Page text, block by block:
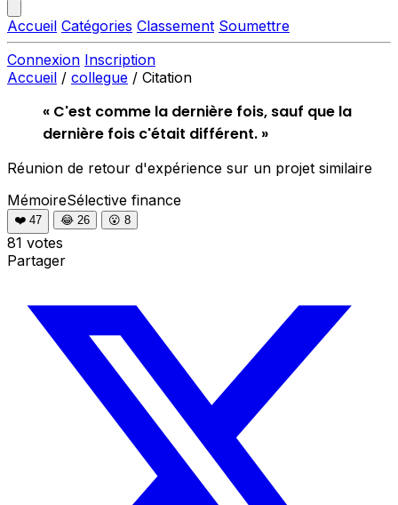
Accueil Catégories Classement Soumettre
Connexion Inscription
Accueil / collegue / Citation
« C'est comme la dernière fois, sauf que la
dernière fois c'était différent. »
Réunion de retour d'expérience sur un projet similaire
MémoireSélective finance
❤️ 47 😂 26 😮 8
81 votes
Partager